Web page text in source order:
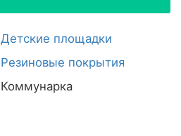
Детские площадки
Резиновые покрытия
Коммунарка